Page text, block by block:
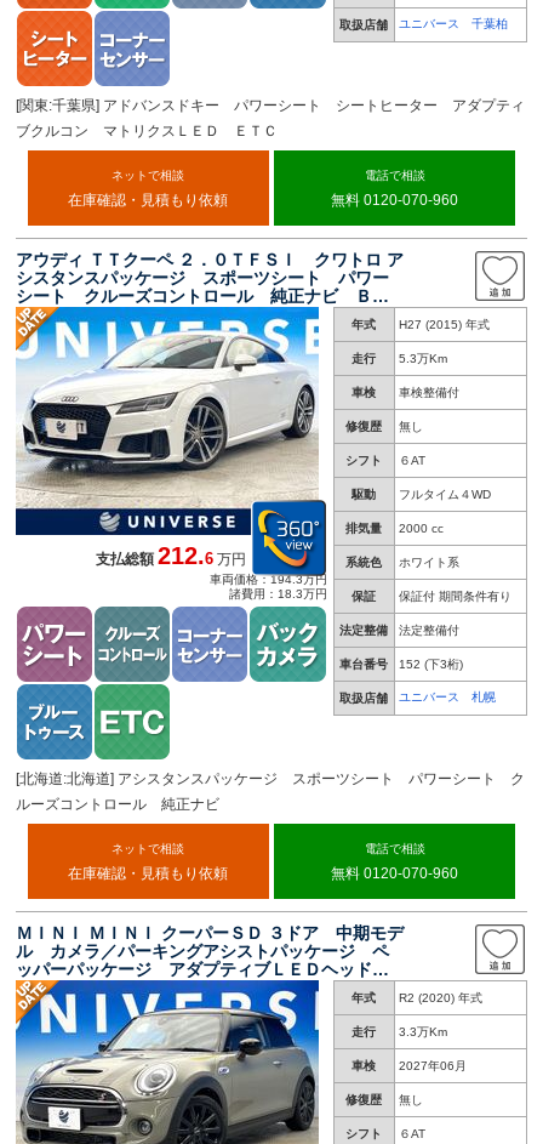
取扱店舗 ユニバース 千葉柏
[関東:千葉県] アドバンスドキー パワーシート シートヒーター アダプティ
ブクルコン マトリクスＬＥＤ ＥＴＣ
ネットで相談
在庫確認・見積もり依頼
電話で相談
無料 0120-070-960
アウディ ＴＴクーペ ２．０ＴＦＳＩ クワトロ ア
シスタンスパッケージ スポーツシート パワー
シート クルーズコントロール 純正ナビ Ｂｌ
ｕｅｔｏｏｔｈ バックカメラ ＬＥＤヘッドラ
イト ＥＴＣ バーチャルコックピット パーキ
ングシステム
年式 H27 (2015) 年式
走行 5.3万Km
車検 車検整備付
修復歴 無し
シフト ６AT
駆動 フルタイム４WD
排気量 2000 cc
系統色 ホワイト系
保証 保証付 期間条件有り
法定整備 法定整備付
車台番号 152 (下3桁)
取扱店舗 ユニバース 札幌
支払総額212.6 万円
車両価格：194.3万円
諸費用：18.3万円
[北海道:北海道] アシスタンスパッケージ スポーツシート パワーシート ク
ルーズコントロール 純正ナビ
ネットで相談
在庫確認・見積もり依頼
電話で相談
無料 0120-070-960
ＭＩＮＩ ＭＩＮＩ クーパーＳＤ ３ドア 中期モデ
ル カメラ／パーキングアシストパッケージ ペ
ッパーパッケージ アダプティブＬＥＤヘッドラ
イト 前席シートヒーター エナジェティックス
タイル レーダークルーズコントロール 禁煙車
年式 R2 (2020) 年式
走行 3.3万Km
車検 2027年06月
修復歴 無し
シフト ６AT